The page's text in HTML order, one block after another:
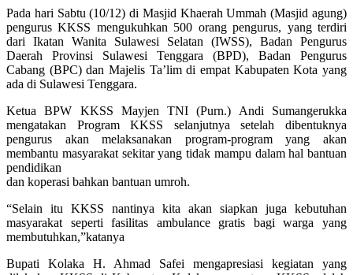
Pada hari Sabtu (10/12) di Masjid Khaerah Ummah (Masjid agung)
pengurus KKSS mengukuhkan 500 orang pengurus, yang terdiri
dari Ikatan Wanita Sulawesi Selatan (IWSS), Badan Pengurus
Daerah Provinsi Sulawesi Tenggara (BPD), Badan Pengurus
Cabang (BPC) dan Majelis Ta’lim di empat Kabupaten Kota yang
ada di Sulawesi Tenggara.
Ketua BPW KKSS Mayjen TNI (Purn.) Andi Sumangerukka
mengatakan Program KKSS selanjutnya setelah dibentuknya
pengurus akan melaksanakan program-program yang akan
membantu masyarakat sekitar yang tidak mampu dalam hal bantuan
pendidikan
dan koperasi bahkan bantuan umroh.
“Selain itu KKSS nantinya kita akan siapkan juga kebutuhan
masyarakat seperti fasilitas ambulance gratis bagi warga yang
membutuhkan,”katanya
Bupati Kolaka H. Ahmad Safei mengapresiasi kegiatan yang